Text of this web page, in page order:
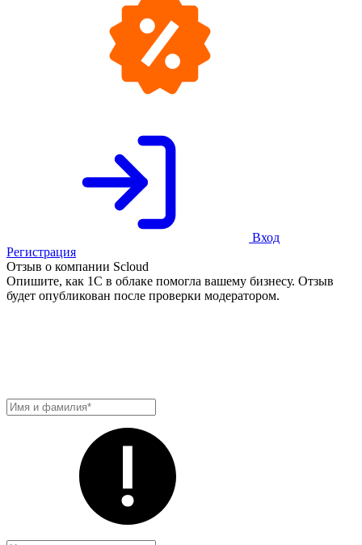
Вход
Регистрация
Отзыв о компании Scloud
Опишите, как 1С в облаке помогла вашему бизнесу. Отзыв
будет опубликован после проверки модератором.